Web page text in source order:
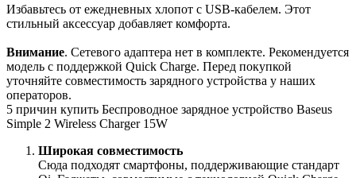
Избавьтесь от ежедневных хлопот с USB-кабелем. Этот
стильный аксессуар добавляет комфорта.
Внимание. Сетевого адаптера нет в комплекте. Рекомендуется
модель с поддержкой Quick Charge. Перед покупкой
уточняйте совместимость зарядного устройства у наших
операторов.
5 причин купить Беспроводное зарядное устройство Baseus
Simple 2 Wireless Charger 15W
Широкая совместимость
Сюда подходят смартфоны, поддерживающие стандарт